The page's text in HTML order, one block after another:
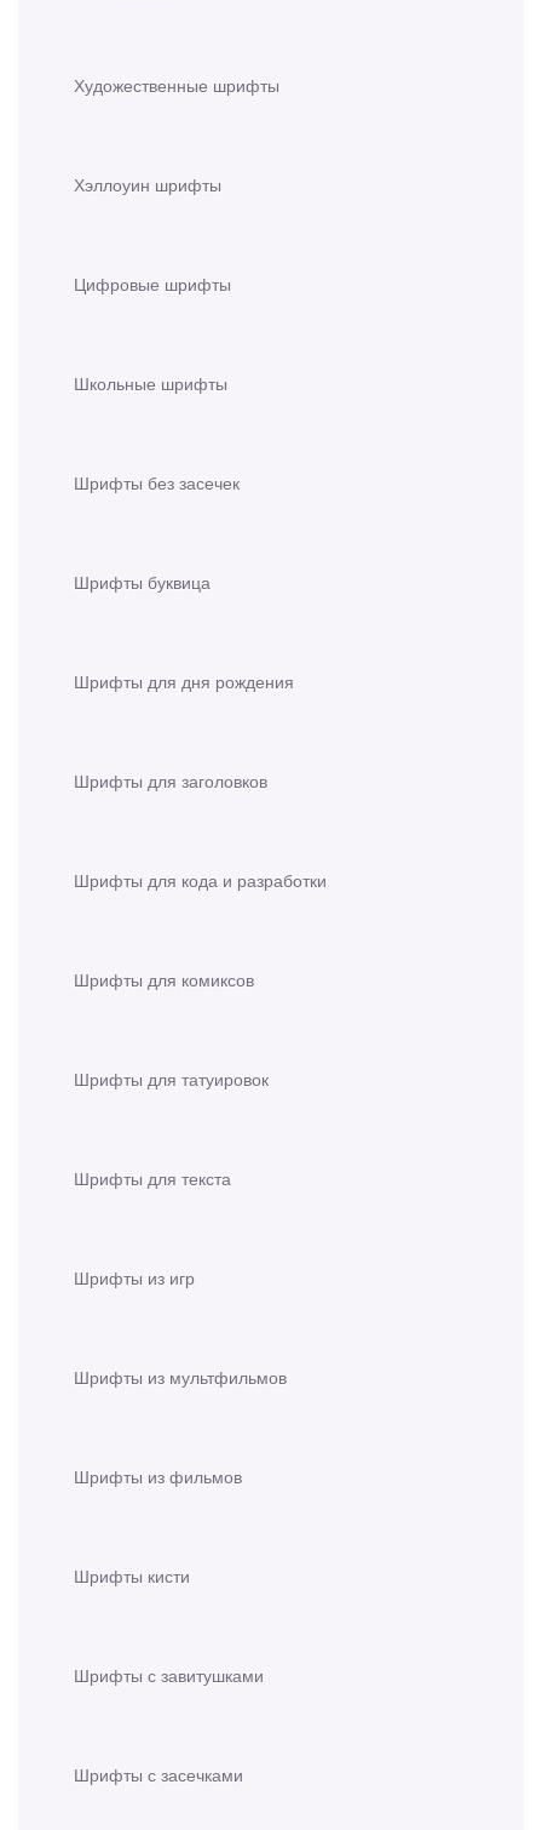
Художественные шрифты
Хэллоуин шрифты
Цифровые шрифты
Школьные шрифты
Шрифты без засечек
Шрифты буквица
Шрифты для дня рождения
Шрифты для заголовков
Шрифты для кода и разработки
Шрифты для комиксов
Шрифты для татуировок
Шрифты для текста
Шрифты из игр
Шрифты из мультфильмов
Шрифты из фильмов
Шрифты кисти
Шрифты с завитушками
Шрифты с засечками